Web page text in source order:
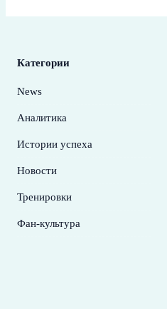
Категории
News
Аналитика
Истории успеха
Новости
Тренировки
Фан-культура